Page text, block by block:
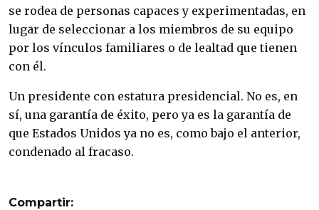
se rodea de personas capaces y experimentadas, en
lugar de seleccionar a los miembros de su equipo
por los vínculos familiares o de lealtad que tienen
con él.
Un presidente con estatura presidencial. No es, en
sí, una garantía de éxito, pero ya es la garantía de
que Estados Unidos ya no es, como bajo el anterior,
condenado al fracaso.
Compartir: